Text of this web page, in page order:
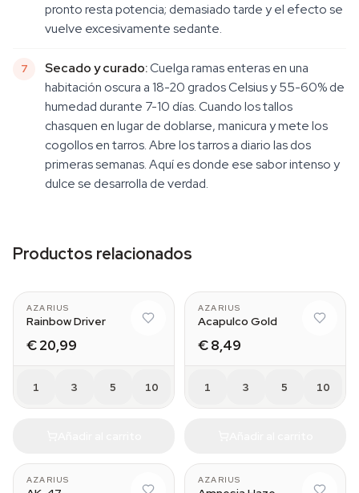
pronto resta potencia; demasiado tarde y el efecto se
vuelve excesivamente sedante.
Secado y curado:Cuelga ramas enteras en una
habitación oscura a 18-20 grados Celsius y 55-60% de
humedad durante 7-10 días. Cuando los tallos
chasquen en lugar de doblarse, manicura y mete los
cogollos en tarros. Abre los tarros a diario las dos
primeras semanas. Aquí es donde ese sabor intenso y
dulce se desarrolla de verdad.
Productos relacionados
AZARIUS
Rainbow Driver
€ 20,99
1 3 5 10
AZARIUS
Acapulco Gold
€ 8,49
1 3 5 10
AZARIUS AZARIUS